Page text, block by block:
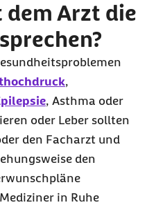
Arzt die
,
, Asthma oder
oder Leber sollten
den Facharzt und
den
in Ruhe